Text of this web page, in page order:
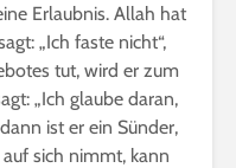
Erlaubnis. Allah hat
„Ich faste nicht“,
tut, wird er zum
„Ich glaube daran,
ist er ein Sünder,
sich nimmt, kann